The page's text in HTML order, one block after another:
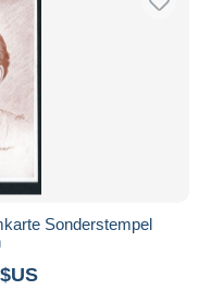
Sonderstempel